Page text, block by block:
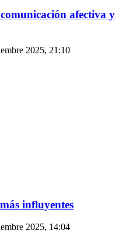
afectiva y
2025, 21:10
influyentes
2025, 14:04